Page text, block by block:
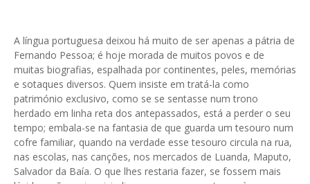
A língua portuguesa deixou há muito de ser apenas a pátria de
Fernando Pessoa; é hoje morada de muitos povos e de
muitas biografias, espalhada por continentes, peles, memórias
e sotaques diversos. Quem insiste em tratá-la como
património exclusivo, como se se sentasse num trono
herdado em linha reta dos antepassados, está a perder o seu
tempo; embala-se na fantasia de que guarda um tesouro num
cofre familiar, quando na verdade esse tesouro circula na rua,
nas escolas, nas canções, nos mercados de Luanda, Maputo,
Salvador da Baía. O que lhes restaria fazer, se fossem mais